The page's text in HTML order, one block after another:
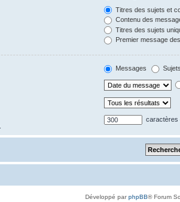
Titres des sujets et
Contenu des
Titres des sujets
Premier message
Messages Sujets
caractères
Développé parphpBB® Forum